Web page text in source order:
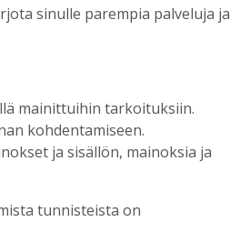
sinulle parempia palveluja ja
mainittuihin tarkoituksiin.
kohdentamiseen.
ja sisällön, mainoksia ja
tunnisteista on